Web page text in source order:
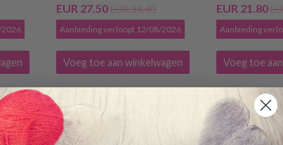
2026
EUR 27.50EUR 34.40
Aanbieding verloopt 12/08/2026
Voeg toe aan winkelwagen
EUR 21.80
Aanbieding
Voeg toe